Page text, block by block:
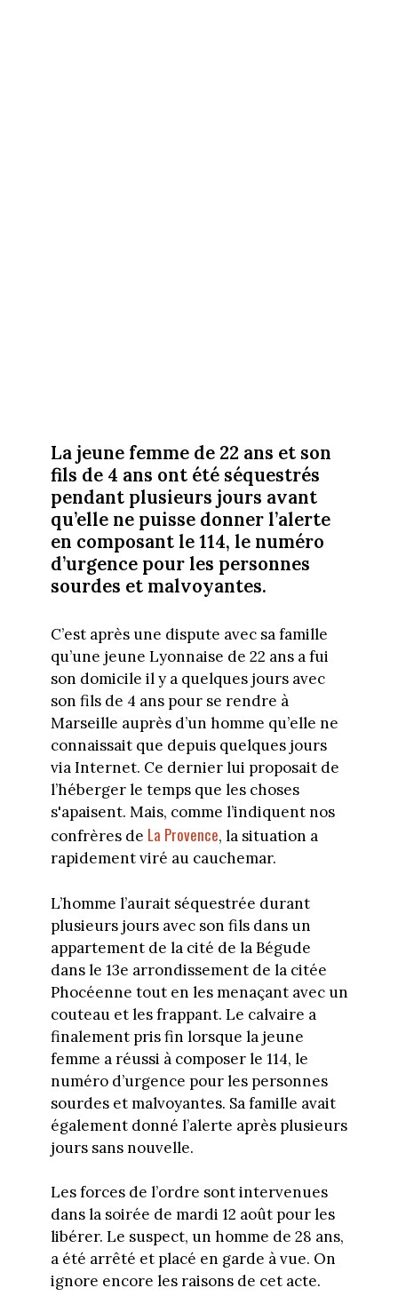
La jeune femme de 22 ans et son
fils de 4 ans ont été séquestrés
pendant plusieurs jours avant
qu’elle ne puisse donner l’alerte
en composant le 114, le numéro
d’urgence pour les personnes
sourdes et malvoyantes.
C’est après une dispute avec sa famille
qu’une jeune Lyonnaise de 22 ans a fui
son domicile il y a quelques jours avec
son fils de 4 ans pour se rendre à
Marseille auprès d’un homme qu’elle ne
connaissait que depuis quelques jours
via Internet. Ce dernier lui proposait de
l’héberger le temps que les choses
s'apaisent. Mais, comme l’indiquent nos
confrères de La Provence, la situation a
rapidement viré au cauchemar.
L’homme l’aurait séquestrée durant
plusieurs jours avec son fils dans un
appartement de la cité de la Bégude
dans le 13e arrondissement de la citée
Phocéenne tout en les menaçant avec un
couteau et les frappant. Le calvaire a
finalement pris fin lorsque la jeune
femme a réussi à composer le 114, le
numéro d’urgence pour les personnes
sourdes et malvoyantes. Sa famille avait
également donné l’alerte après plusieurs
jours sans nouvelle.
Les forces de l’ordre sont intervenues
dans la soirée de mardi 12 août pour les
libérer. Le suspect, un homme de 28 ans,
a été arrêté et placé en garde à vue. On
ignore encore les raisons de cet acte.